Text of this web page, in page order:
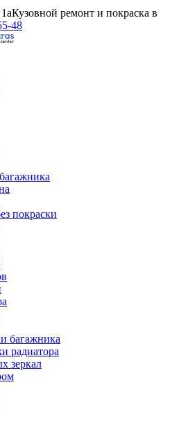
Кузовной ремонт и покраска в
48
покраски
багажника
радиатора
зеркал